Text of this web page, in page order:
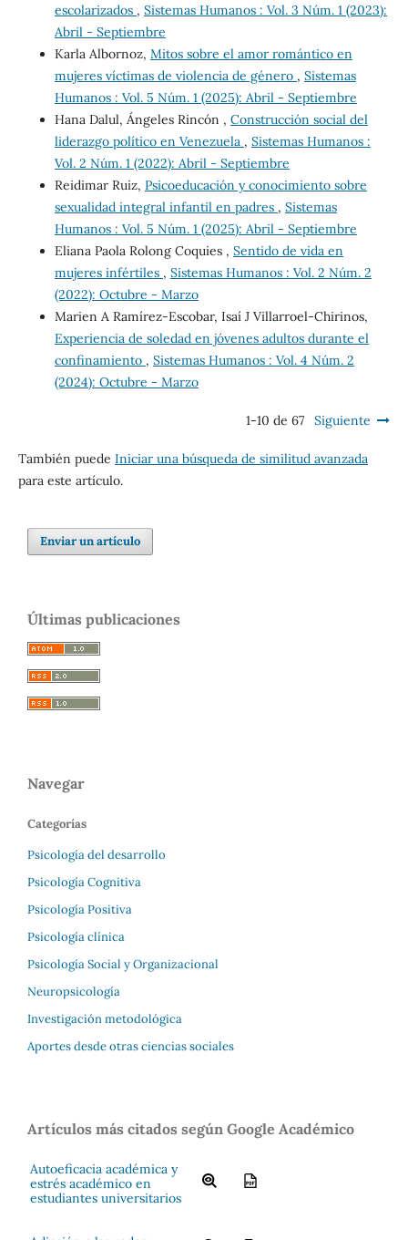
escolarizados , Sistemas Humanos : Vol. 3 Núm. 1 (2023):
Abril - Septiembre
Karla Albornoz, Mitos sobre el amor romántico en
mujeres víctimas de violencia de género , Sistemas
Humanos : Vol. 5 Núm. 1 (2025): Abril - Septiembre
Hana Dalul, Ángeles Rincón , Construcción social del
liderazgo político en Venezuela , Sistemas Humanos :
Vol. 2 Núm. 1 (2022): Abril - Septiembre
Reidimar Ruiz, Psicoeducación y conocimiento sobre
sexualidad integral infantil en padres , Sistemas
Humanos : Vol. 5 Núm. 1 (2025): Abril - Septiembre
Eliana Paola Rolong Coquies , Sentido de vida en
mujeres infértiles , Sistemas Humanos : Vol. 2 Núm. 2
(2022): Octubre - Marzo
Marien A Ramírez-Escobar, Isaí J Villarroel-Chirinos,
Experiencia de soledad en jóvenes adultos durante el
confinamiento , Sistemas Humanos : Vol. 4 Núm. 2
(2024): Octubre - Marzo
1-10 de 67 Siguiente
También puede Iniciar una búsqueda de similitud avanzada
para este artículo.
Enviar un artículo
Últimas publicaciones
Navegar
Categorías
Psicología del desarrollo
Psicología Cognitiva
Psicología Positiva
Psicología clínica
Psicología Social y Organizacional
Neuropsicología
Investigación metodológica
Aportes desde otras ciencias sociales
Artículos más citados según Google Académico
Autoeficacia académica y
estrés académico en
estudiantes universitarios